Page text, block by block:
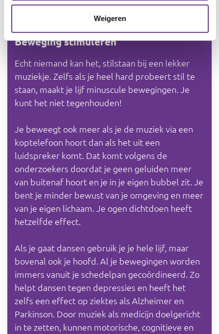
Weigeren
publiek of alleen al door het ervaren van plezier
binnen de muziek zelf.
Beweging stimuleren
Echt niemand kan het, stilstaan bij een lekker
muziekje. Zelfs als je heel hard probeert stil te
staan, maakt je lijf minuscule bewegingen. Je
kunt het niet tegenhouden!
Je beweegt ook meer als je de muziek via een
koptelefoon hoort dan als het uit een
luidspreker komt. Dat komt volgens de
onderzoekers doordat je geen geluiden meer
van buitenaf hoort en je in je eigen bubbel zit. Je
bent je minder bewust van je omgeving en meer
van je eigen lichaam. Je ogen dichtdoen heeft
hetzelfde effect.
Als je gaat dansen gebruik je je hele lijf, maar
bovenal ook je hoofd. Al je bewegingen worden
immers vanuit je schedelpan gecoördineerd. Zo
helpt dansen tegen depressies en heeft het
zelfs een effect op ziektes als Alzheimer en
Parkinson. Door muziek als medicijn doelgericht
in te zetten, kunnen motorische, cognitieve en